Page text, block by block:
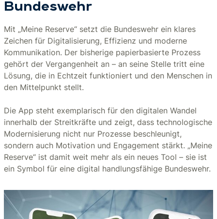
Bundeswehr
Mit „Meine Reserve“ setzt die Bundeswehr ein klares
Zeichen für Digitalisierung, Effizienz und moderne
Kommunikation. Der bisherige papierbasierte Prozess
gehört der Vergangenheit an – an seine Stelle tritt eine
Lösung, die in Echtzeit funktioniert und den Menschen in
den Mittelpunkt stellt.
Die App steht exemplarisch für den digitalen Wandel
innerhalb der Streitkräfte und zeigt, dass technologische
Modernisierung nicht nur Prozesse beschleunigt,
sondern auch Motivation und Engagement stärkt. „Meine
Reserve“ ist damit weit mehr als ein neues Tool – sie ist
ein Symbol für eine digital handlungsfähige Bundeswehr.